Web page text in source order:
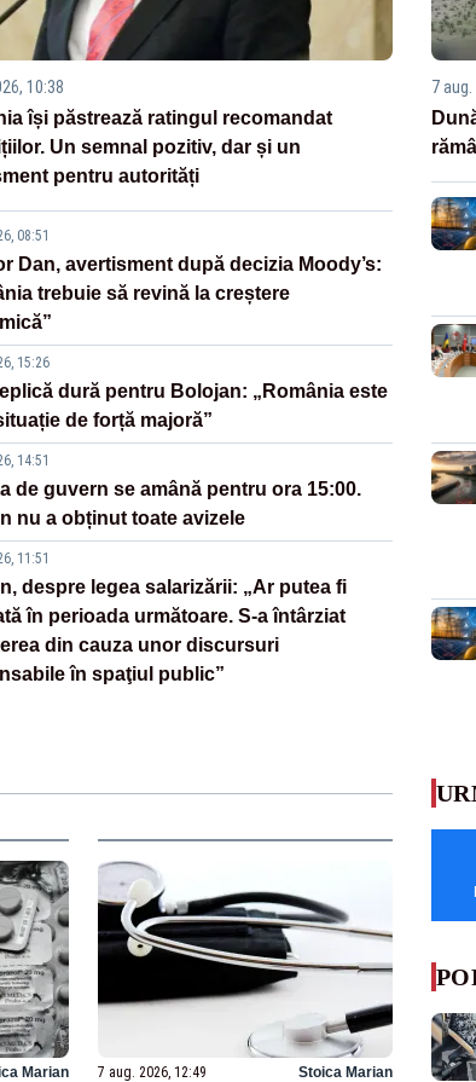
10:38
își păstrează ratingul recomandat
Un semnal pozitiv, dar și un
pentru autorități
08:51
Dan, avertisment după decizia Moody’s:
trebuie să revină la creștere
15:26
dură pentru Bolojan: „România este
de forță majoră”
14:51
de guvern se amână pentru ora 15:00.
nu a obținut toate avizele
11:51
despre legea salarizării: „Ar putea fi
în perioada următoare. S-a întârziat
din cauza unor discursuri
în spaţiul public”
7
Marian 7 aug. 2026, 12:49 Stoica Marian